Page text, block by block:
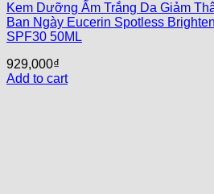
Kem Dưỡng Ẩm Trắng Da Giảm
Ban Ngày Eucerin Spotless
SPF30 50ML
929,000₫
Add to cart